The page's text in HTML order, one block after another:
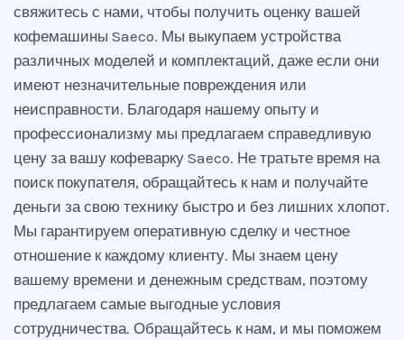
свяжитесь с нами, чтобы получить оценку вашей
кофемашины Saeco. Мы выкупаем устройства
различных моделей и комплектаций, даже если они
имеют незначительные повреждения или
неисправности. Благодаря нашему опыту и
профессионализму мы предлагаем справедливую
цену за вашу кофеварку Saeco. Не тратьте время на
поиск покупателя, обращайтесь к нам и получайте
деньги за свою технику быстро и без лишних хлопот.
Мы гарантируем оперативную сделку и честное
отношение к каждому клиенту. Мы знаем цену
вашему времени и денежным средствам, поэтому
предлагаем самые выгодные условия
сотрудничества. Обращайтесь к нам, и мы поможем